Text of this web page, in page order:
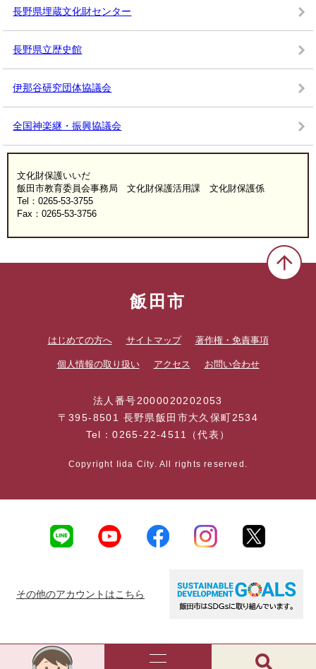
長野県埋蔵文化財センター
長野県立歴史館
伊那谷研究団体協議会
全国神楽継・振興協議会
文化財保護いいだ
飯田市教育委員会事務局 文化財保護活用課 文化財保護係
Tel：0265-53-3755
Fax：0265-53-3756
飯田市
はじめての方へ サイトマップ 著作権・免責事項
個人情報の取り扱い アクセス お問い合わせ
法人番号2000020202053
〒395-8501 長野県飯田市大久保町2534
Tel：0265-22-4511（代表）
Copyright Iida City. All rights reserved.
その他のアカウントはこちら